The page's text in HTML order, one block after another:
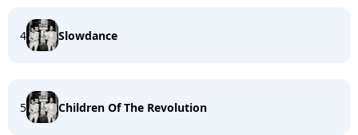
4 Slowdance
5 Children Of The Revolution